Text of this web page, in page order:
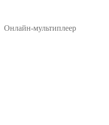
Онлайн-мультиплеер